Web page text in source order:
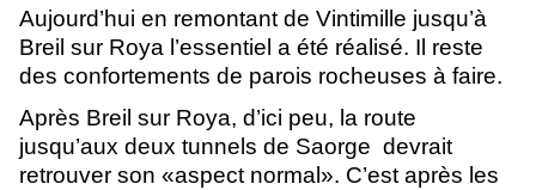
Aujourd’hui en remontant de Vintimille jusqu’à
Breil sur Roya l’essentiel a été réalisé. Il reste
des confortements de parois rocheuses à faire.
Après Breil sur Roya, d’ici peu, la route
jusqu’aux deux tunnels de Saorge  devrait
retrouver son «aspect normal». C’est après les